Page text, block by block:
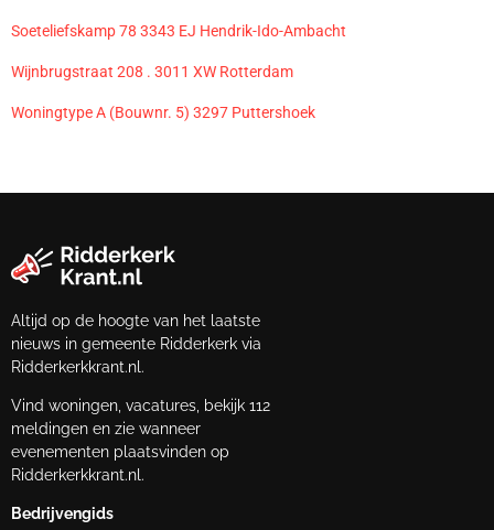
Soeteliefskamp 78 3343 EJ Hendrik-Ido-Ambacht
Wijnbrugstraat 208 . 3011 XW Rotterdam
Woningtype A (Bouwnr. 5) 3297 Puttershoek
Altijd op de hoogte van het laatste
nieuws in gemeente Ridderkerk via
Ridderkerkkrant.nl.
Vind woningen, vacatures, bekijk 112
meldingen en zie wanneer
evenementen plaatsvinden op
Ridderkerkkrant.nl.
Bedrijvengids